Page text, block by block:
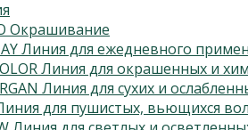
Окрашивание
Линия для ежедневного
Линия для окрашенных и
Линия для сухих и
для пушистых, вьющихся